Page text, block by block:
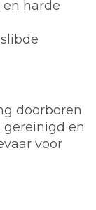
harde
doorboren
en
voor